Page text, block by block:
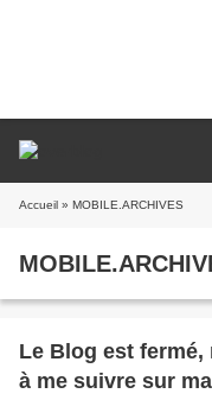
Accueil » MOBILE.ARCHIVES
Le Blog est
à me suivre sur